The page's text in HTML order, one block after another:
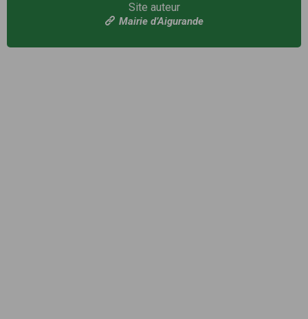
Site auteur
Mairie d’Aigurande